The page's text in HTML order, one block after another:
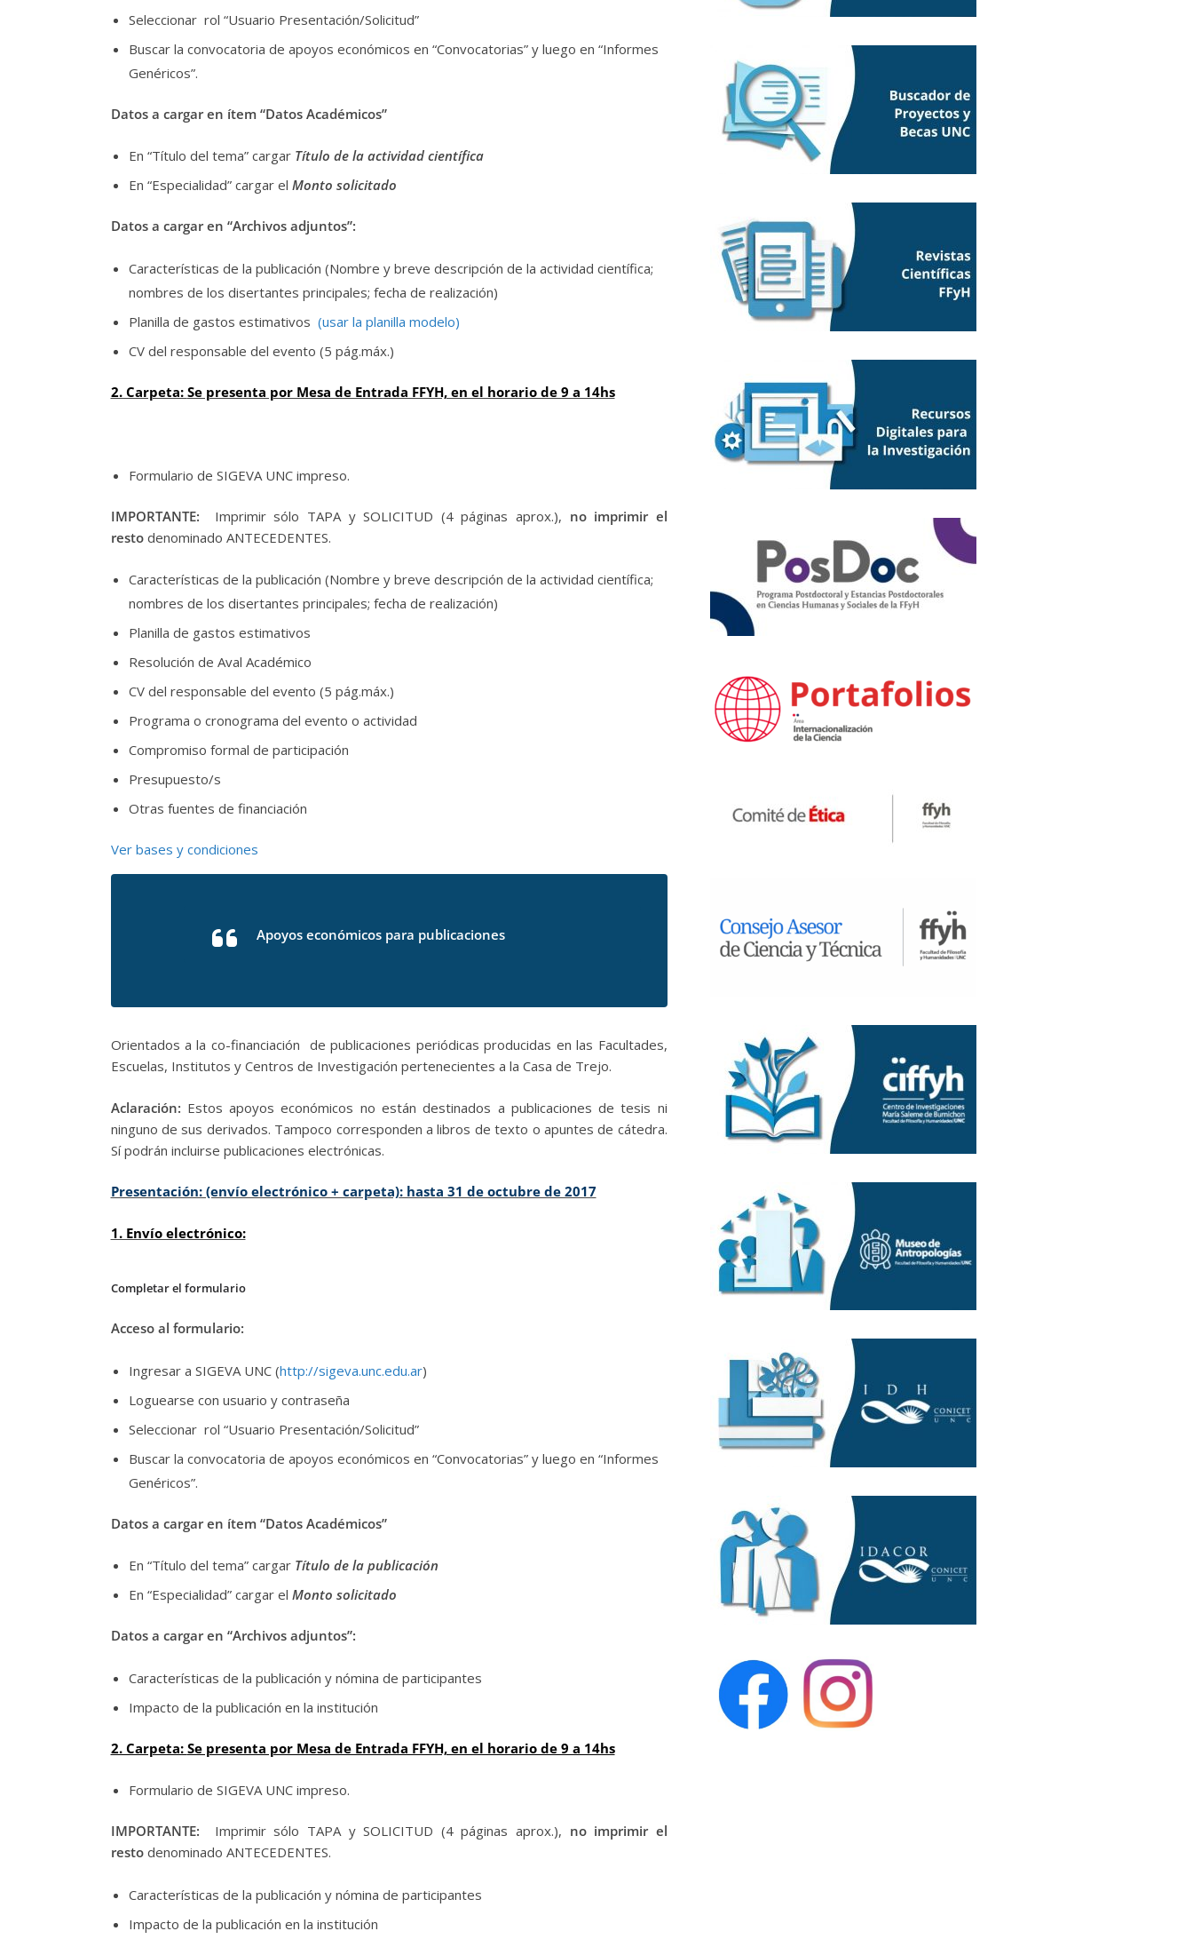
Seleccionar rol “Usuario Presentación/Solicitud”
Buscar la convocatoria de apoyos económicos en “Convocatorias” y luego en “Informes
Genéricos”.
Datos a cargar en ítem “Datos Académicos”
En “Título del tema” cargar Título de la actividad científica
En “Especialidad” cargar el Monto solicitado
Datos a cargar en “Archivos adjuntos”:
Características de la publicación (Nombre y breve descripción de la actividad científica;
nombres de los disertantes principales; fecha de realización)
Planilla de gastos estimativos (usar la planilla modelo)
CV del responsable del evento (5 pág.máx.)
2. Carpeta: Se presenta por Mesa de Entrada FFYH, en el horario de 9 a 14hs
Formulario de SIGEVA UNC impreso.
IMPORTANTE: Imprimir sólo TAPA y SOLICITUD (4 páginas aprox.), no imprimir el
resto denominado ANTECEDENTES.
Características de la publicación (Nombre y breve descripción de la actividad científica;
nombres de los disertantes principales; fecha de realización)
Planilla de gastos estimativos
Resolución de Aval Académico
CV del responsable del evento (5 pág.máx.)
Programa o cronograma del evento o actividad
Compromiso formal de participación
Presupuesto/s
Otras fuentes de financiación
Ver bases y condiciones
Apoyos económicos para publicaciones
Orientados a la co-financiación de publicaciones periódicas producidas en las Facultades,
Escuelas, Institutos y Centros de Investigación pertenecientes a la Casa de Trejo.
Aclaración: Estos apoyos económicos no están destinados a publicaciones de tesis ni
ninguno de sus derivados. Tampoco corresponden a libros de texto o apuntes de cátedra.
Sí podrán incluirse publicaciones electrónicas.
Presentación: (envío electrónico + carpeta): hasta 31 de octubre de 2017
1. Envío electrónico:
Completar el formulario
Acceso al formulario:
Ingresar a SIGEVA UNC (http://sigeva.unc.edu.ar)
Loguearse con usuario y contraseña
Seleccionar rol “Usuario Presentación/Solicitud”
Buscar la convocatoria de apoyos económicos en “Convocatorias” y luego en “Informes
Genéricos”.
Datos a cargar en ítem “Datos Académicos”
En “Título del tema” cargar Título de la publicación
En “Especialidad” cargar el Monto solicitado
Datos a cargar en “Archivos adjuntos”:
Características de la publicación y nómina de participantes
Impacto de la publicación en la institución
2. Carpeta: Se presenta por Mesa de Entrada FFYH, en el horario de 9 a 14hs
Formulario de SIGEVA UNC impreso.
IMPORTANTE: Imprimir sólo TAPA y SOLICITUD (4 páginas aprox.), no imprimir el
resto denominado ANTECEDENTES.
Características de la publicación y nómina de participantes
Impacto de la publicación en la institución